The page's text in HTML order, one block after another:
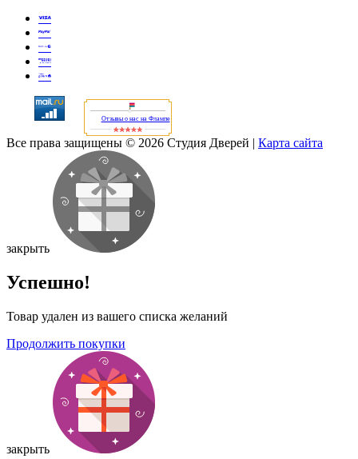
Отзывы о нас на Флампе
Все права защищены © 2026 Студия Дверей | Карта сайта
закрыть
Успешно!
Товар удален из вашего списка желаний
Продолжить покупки
закрыть